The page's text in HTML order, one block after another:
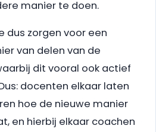
manier te doen.
dus zorgen voor een
van delen van de
dit vooral ook actief
docenten elkaar laten
hoe de nieuwe manier
en hierbij elkaar coachen